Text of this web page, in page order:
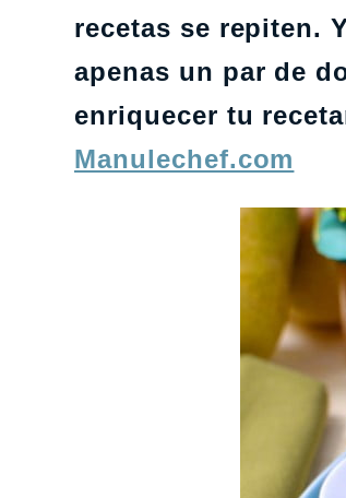
recetas se repiten.
apenas un par de
enriquecer tu
Manulechef.com